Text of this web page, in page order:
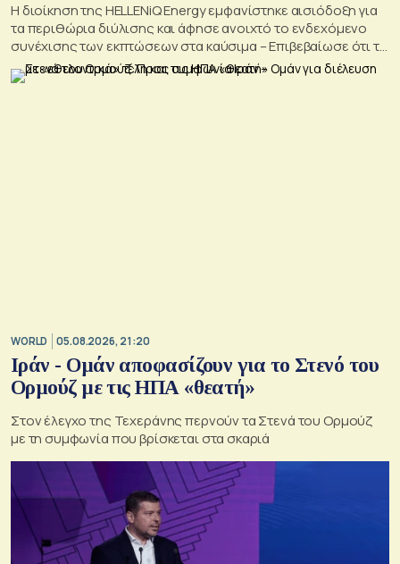
Η διοίκηση της HELLENiQ Energy εμφανίστηκε αισιόδοξη για
τα περιθώρια διύλισης και άφησε ανοιχτό το ενδεχόμενο
συνέχισης των εκπτώσεων στα καύσιμα – Επιβεβαίωσε ότι το
γεωτρύπανο θα μπει το 2027 στο Βόρειο Ιόνιο
WORLD 05.08.2026, 21:20
Ιράν - Ομάν αποφασίζουν για το Στενό του
Ορμούζ με τις ΗΠΑ «θεατή»
Στον έλεγχο της Τεχεράνης περνούν τα Στενά του Ορμούζ
με τη συμφωνία που βρίσκεται στα σκαριά